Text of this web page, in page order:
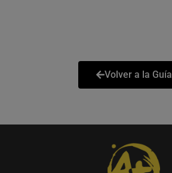
Volver a la Guía